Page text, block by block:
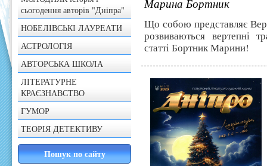
сьогодення авторів "Дніпра"
НОБЕЛІВСЬКІ ЛАУРЕАТИ
АСТРОЛОГІЯ
АВТОРСЬКА ШКОЛА
ЛІТЕРАТУРНЕ
КРАЄЗНАВСТВО
ГУМОР
ТЕОРІЯ ДЕТЕКТИВУ
Марина Бортник
Що собою представляє
розвиваються вертепні
статті Бортник Марини!